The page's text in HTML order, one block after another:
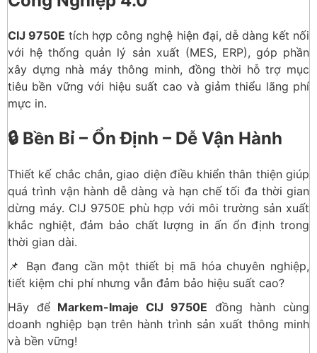
CIJ 9750E tích hợp công nghệ hiện đại, dễ dàng kết nối
với hệ thống quản lý sản xuất (MES, ERP), góp phần
xây dựng nhà máy thông minh, đồng thời hỗ trợ mục
tiêu bền vững với hiệu suất cao và giảm thiểu lãng phí
mực in.
🔒 Bền Bỉ – Ổn Định – Dễ Vận Hành
Thiết kế chắc chắn, giao diện điều khiển thân thiện giúp
quá trình vận hành dễ dàng và hạn chế tối đa thời gian
dừng máy. CIJ 9750E phù hợp với môi trường sản xuất
khắc nghiệt, đảm bảo chất lượng in ấn ổn định trong
thời gian dài.
📌 Bạn đang cần một thiết bị mã hóa chuyên nghiệp,
tiết kiệm chi phí nhưng vẫn đảm bảo hiệu suất cao?
Hãy để Markem-Imaje CIJ 9750E đồng hành cùng
doanh nghiệp bạn trên hành trình sản xuất thông minh
và bền vững!